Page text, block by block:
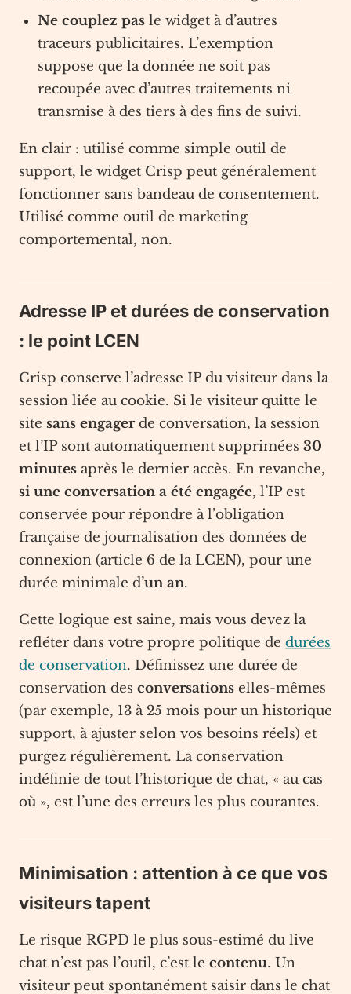
Ne couplez pas le widget à d’autres
traceurs publicitaires. L’exemption
suppose que la donnée ne soit pas
recoupée avec d’autres traitements ni
transmise à des tiers à des fins de suivi.
En clair : utilisé comme simple outil de
support, le widget Crisp peut généralement
fonctionner sans bandeau de consentement.
Utilisé comme outil de marketing
comportemental, non.
Adresse IP et durées de conservation
: le point LCEN
Crisp conserve l’adresse IP du visiteur dans la
session liée au cookie. Si le visiteur quitte le
site sans engagerde conversation, la session
et l’IP sont automatiquement supprimées 30
minutes après le dernier accès. En revanche,
si une conversation a été engagée, l’IP est
conservée pour répondre à l’obligation
française de journalisation des données de
connexion (article 6 de la LCEN), pour une
durée minimale d’un an.
Cette logique est saine, mais vous devez la
refléter dans votre propre politique de durées
de conservation. Définissez une durée de
conservation des conversations elles-mêmes
(par exemple, 13 à 25 mois pour un historique
support, à ajuster selon vos besoins réels) et
purgez régulièrement. La conservation
indéfinie de tout l’historique de chat, « au cas
où », est l’une des erreurs les plus courantes.
Minimisation : attention à ce que vos
visiteurs tapent
Le risque RGPD le plus sous-estimé du live
chat n’est pas l’outil, c’est le contenu. Un
visiteur peut spontanément saisir dans le chat